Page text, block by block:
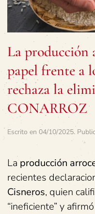
La producción
papel frente a
rechaza la
CONARROZ
Escrito en 04/10/2025.
La producción
recientes
Cisneros, quien
“ineficiente” y